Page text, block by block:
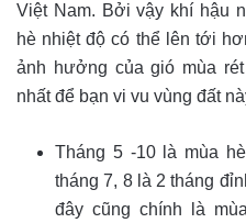
Việt Nam. Bởi vậy khí hậu
hè nhiệt độ có thể lên tới
ảnh hưởng của gió mùa
nhất để bạn vi vu vùng đất
Tháng 5 -10 là mùa
tháng 7, 8 là 2 tháng
đây cũng chính là